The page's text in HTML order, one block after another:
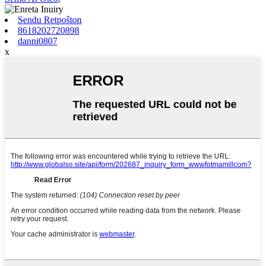
Sendu Retpoŝton
8618202720898
danni0807
x